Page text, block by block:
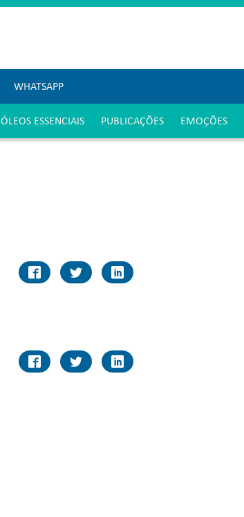
WHATSAPP
ÓLEOS ESSENCIAIS PUBLICAÇÕES EMOÇÕES